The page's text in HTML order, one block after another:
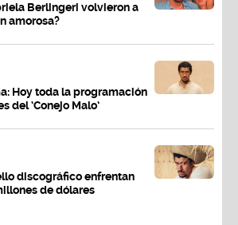
Berlingeri volvieron a
amorosa?
Hoy toda la programación
del ‘Conejo Malo’
discográfico enfrentan
de dólares